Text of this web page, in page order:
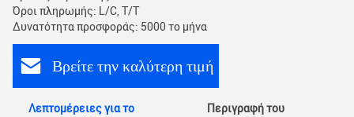
Όροι πληρωμής: L/C, T/T
Δυνατότητα προσφοράς: 5000 το μήνα
Βρείτε την καλύτερη τιμή
Λεπτομέρειες για το
Περιγραφή του